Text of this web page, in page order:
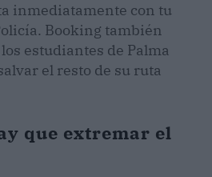
inmediatamente con tu
Booking también
estudiantes de Palma
el resto de su ruta
que extremar el